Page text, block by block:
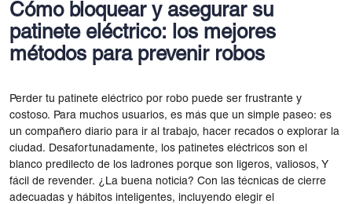
Cómo bloquear y asegurar su
patinete eléctrico: los mejores
métodos para prevenir robos
Perder tu patinete eléctrico por robo puede ser frustrante y
costoso. Para muchos usuarios, es más que un simple paseo: es
un compañero diario para ir al trabajo, hacer recados o explorar la
ciudad. Desafortunadamente, los patinetes eléctricos son el
blanco predilecto de los ladrones porque son ligeros, valiosos, Y
fácil de revender. ¿La buena noticia? Con las técnicas de cierre
adecuadas y hábitos inteligentes, incluyendo elegir el